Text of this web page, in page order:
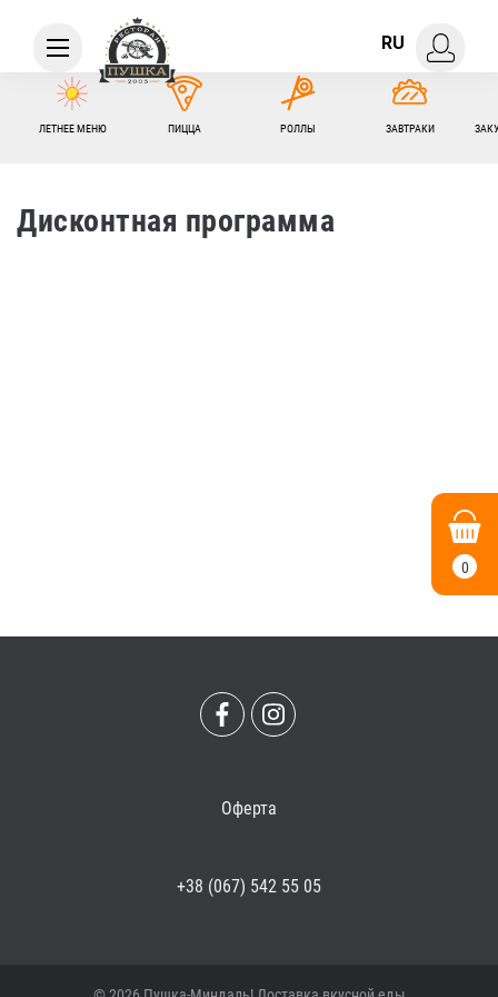
0
RU
ЛЕТНЕЕ МЕНЮ ПИЦЦА РОЛЛЫ ЗАВТРАКИ
Дисконтная программа
Оферта
+38 (067) 542 55 05